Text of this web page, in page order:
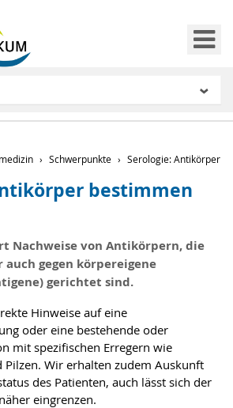
Schwerpunkte Serologie: Antikörper
bestimmen
Nachweise von Antikörpern, die
auch gegen körpereigene
gerichtet sind.
Hinweise auf eine
oder eine bestehende oder
mit spezifischen Erregern wie
Pilzen. Wir erhalten zudem Auskunft
des Patienten, auch lässt sich der
eingrenzen.